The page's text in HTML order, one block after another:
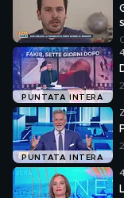
PUNTATA INTERA
PUNTATA INTERA